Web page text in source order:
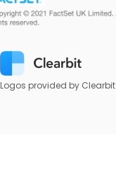
Logos provided by Clearbit